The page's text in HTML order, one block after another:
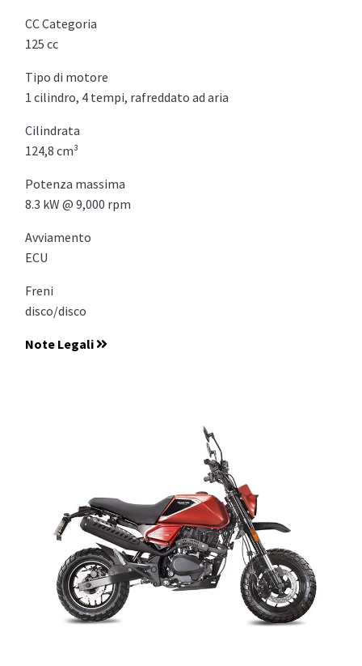
CC Categoria
125 cc
Tipo di motore
1 cilindro, 4 tempi, rafreddato ad aria
Cilindrata
124,8 cm³
Potenza massima
8.3 kW @ 9,000 rpm
Avviamento
ECU
Freni
disco/disco
Note Legali